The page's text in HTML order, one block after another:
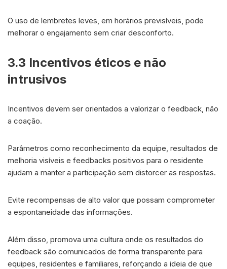
O uso de lembretes leves, em horários previsíveis, pode
melhorar o engajamento sem criar desconforto.
3.3 Incentivos éticos e não
intrusivos
Incentivos devem ser orientados a valorizar o feedback, não
a coação.
Parâmetros como reconhecimento da equipe, resultados de
melhoria visíveis e feedbacks positivos para o residente
ajudam a manter a participação sem distorcer as respostas.
Evite recompensas de alto valor que possam comprometer
a espontaneidade das informações.
Além disso, promova uma cultura onde os resultados do
feedback são comunicados de forma transparente para
equipes, residentes e familiares, reforçando a ideia de que